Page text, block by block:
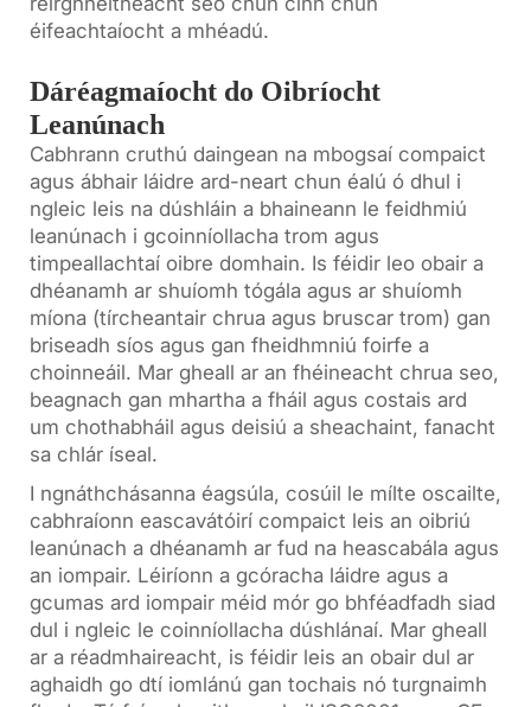
éifeachtaíocht a mhéadú.
Dáréagmaíocht do Oibríocht
Leanúnach
Cabhrann cruthú daingean na mbogsaí compaict
agus ábhair láidre ard-neart chun éalú ó dhul i
ngleic leis na dúshláin a bhaineann le feidhmiú
leanúnach i gcoinníollacha trom agus
timpeallachtaí oibre domhain. Is féidir leo obair a
dhéanamh ar shuíomh tógála agus ar shuíomh
míona (tírcheantair chrua agus bruscar trom) gan
briseadh síos agus gan fheidhmniú foirfe a
choinneáil. Mar gheall ar an fhéineacht chrua seo,
beagnach gan mhartha a fháil agus costais ard
um chothabháil agus deisiú a sheachaint, fanacht
sa chlár íseal.
I ngnáthchásanna éagsúla, cosúil le mílte oscailte,
cabhraíonn eascavátóirí compaict leis an oibriú
leanúnach a dhéanamh ar fud na heascabála agus
an iompair. Léiríonn a gcóracha láidre agus a
gcumas ard iompair méid mór go bhféadfadh siad
dul i ngleic le coinníollacha dúshlánaí. Mar gheall
ar a réadmhaireacht, is féidir leis an obair dul ar
aghaidh go dtí iomlánú gan tochais nó turgnaimh